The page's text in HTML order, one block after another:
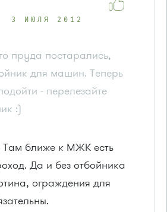
3 ИЮЛЯ 2012
пруда постарались,
для машин. Теперь
- перелезайте
:)
Там ближе к МЖК есть
Да и без отбойника
ограждения для